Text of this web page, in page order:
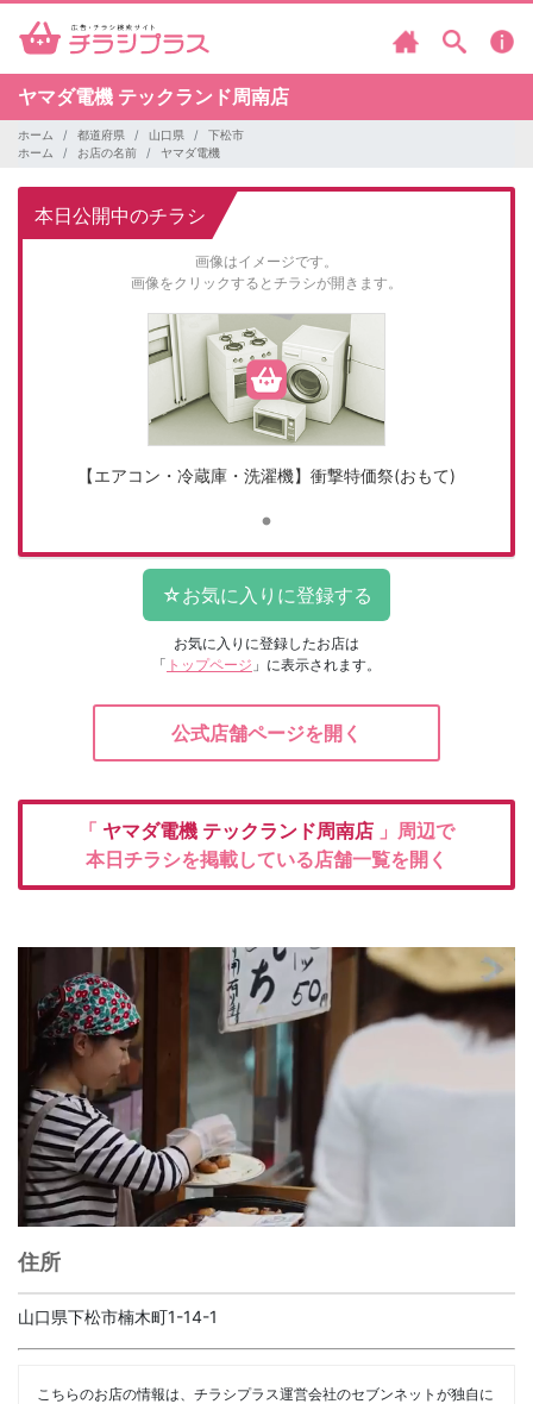
ヤマダ電機 テックランド周南店
ホーム 都道府県 山口県
下松市
ホーム
お店の名前 ヤマダ電機
本日公開中のチラシ
画像はイメージです。
画像をクリックするとチラシが開きます。
【エアコン・冷蔵庫・洗濯機】衝撃特価祭(おもて)
お気に入りに登録したお店は
「 トップページ 」に表示されます。
公式店舗ページを開く
「 ヤマダ電機 テックランド周南店 」周辺で
本日チラシを掲載している店舗一覧を開く
住所
山口県下松市楠木町1-14-1
こちらのお店の情報は、チラシプラス運営会社のセブンネットが独自に